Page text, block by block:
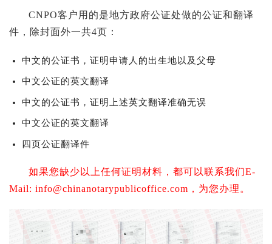
@老陈有话说
CNPO客户用的是地方政府公证处做的公证和翻译
件，除封面外一共4页：
中文的公证书，证明申请人的出生地以及父母
中文公证的英文翻译
中文的公证书，证明上述英文翻译准确无误
中文公证的英文翻译
四页公证翻译件
如果您缺少以上任何证明材料，都可以联系我们E-
Mail: info@chinanotarypublicoffice.com ，为您办理。